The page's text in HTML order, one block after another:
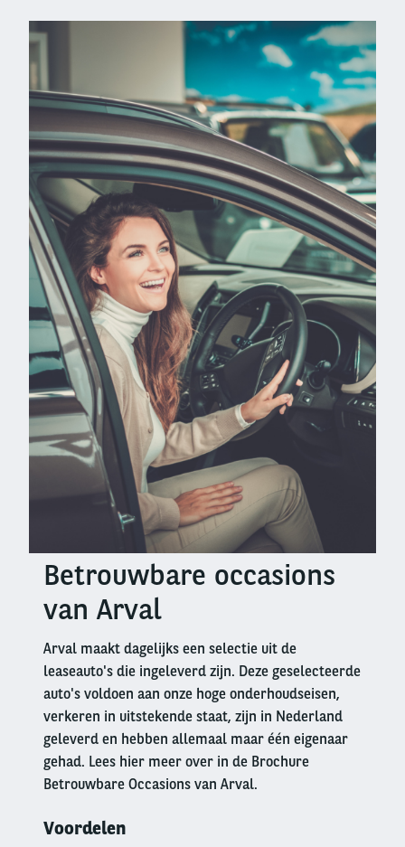
Left
Right
columnBetrouwbare occasions
van Arval
Arval maakt dagelijks een selectie uit de
leaseauto's die ingeleverd zijn. Deze geselecteerde
auto's voldoen aan onze hoge onderhoudseisen,
verkeren in uitstekende staat, zijn in Nederland
geleverd en hebben allemaal maar één eigenaar
gehad. Lees hier meer over in de Brochure
Betrouwbare Occasions van Arval.
Voordelen